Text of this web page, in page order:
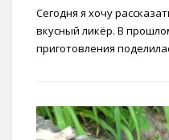
Сегодня я хочу
вкусный ликёр. В
приготовления